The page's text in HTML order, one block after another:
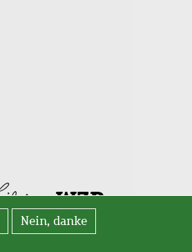
Nein, danke